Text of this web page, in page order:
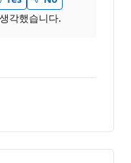
각했습니다.